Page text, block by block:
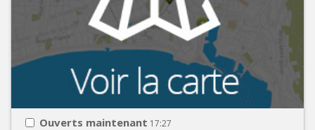
Ouverts maintenant 17:27